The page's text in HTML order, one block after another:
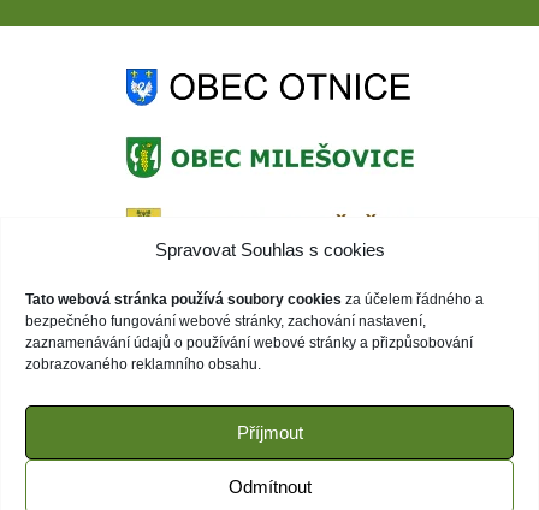
Spravovat Souhlas s cookies
Tato webová stránka používá soubory cookies za účelem řádného a
bezpečného fungování webové stránky, zachování nastavení,
zaznamenávání údajů o používání webové stránky a přizpůsobování
zobrazovaného reklamního obsahu.
Příjmout
Odmítnout